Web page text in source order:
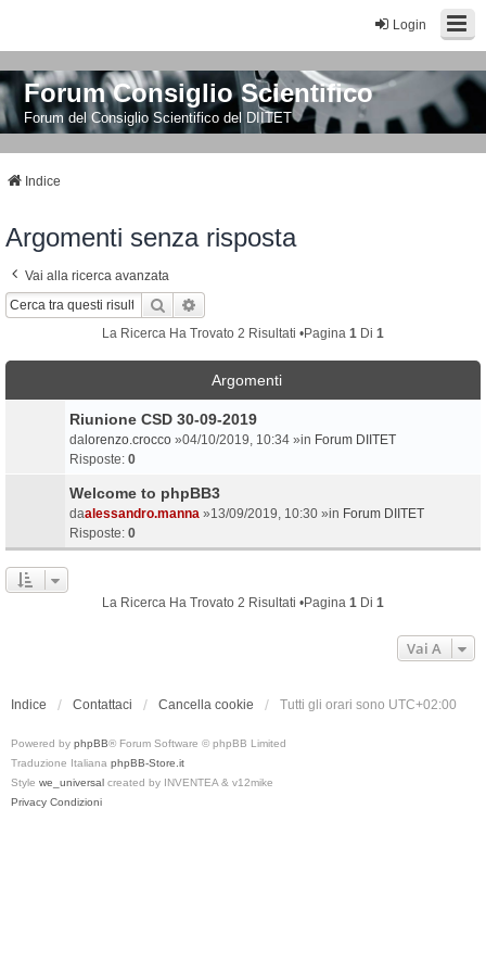
Login
Forum Consiglio Scientifico
Forum del Consiglio Scientifico del DIITET
Indice
Argomenti senza risposta
Vai alla ricerca avanzata
Cerca
La Ricerca Ha Trovato 2 Risultati •Pagina 1 Di 1
Argomenti
Riunione CSD 30-09-2019
da lorenzo.crocco »04/10/2019, 10:34 »in Forum DIITET
Risposte: 0
Welcome to phpBB3
daalessandro.manna »13/09/2019, 10:30 »in Forum DIITET
Risposte: 0
La Ricerca Ha Trovato 2 Risultati •Pagina 1 Di 1
Vai A
Indice Contattaci Cancella cookie Tutti gli orari sono UTC+02:00
Powered by phpBB® Forum Software © phpBB Limited
Traduzione Italiana phpBB-Store.it
Style we_universal created by INVENTEA & v12mike
Privacy Condizioni